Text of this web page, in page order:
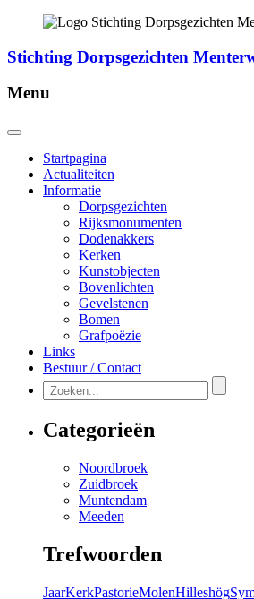
Stichting Dorpsgezichten
Menu
Startpagina
Actualiteiten
Informatie
Dorpsgezichten
Rijksmonumenten
Dodenakkers
Kerken
Kunstobjecten
Bovenlichten
Gevelstenen
Bomen
Grafpoëzie
Links
Bestuur / Contact
Categorieën
Noordbroek
Zuidbroek
Muntendam
Meeden
Trefwoorden
JaarKerkPastorieMolenHilleshög